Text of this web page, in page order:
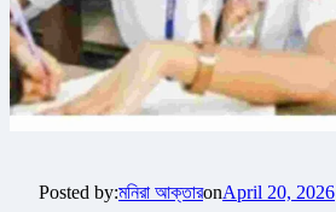
Posted by:মনিরা আক্তারonApril 20, 2026